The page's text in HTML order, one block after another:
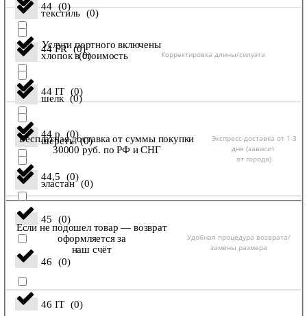
44 (0)
44 FR (0)
44 IT (0)
44 р (0)
44,5 (0)
45 (0)
46 (0)
46 IT (0)
текстиль (0)
хлопок (0)
шелк (0)
шерсть (0)
эластан (0)
Услуги портного включены
в стоимость
Корректировка длины/силуэта
Бесплатная доставка от суммы покупки
30000 руб. по РФ и СНГ
Экспресс-доставка от 1-3
дня (зависит
от города)
Если не подошел товар — возврат
оформляется за
наш счёт
Удобная процедура возврата/
замены размера